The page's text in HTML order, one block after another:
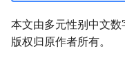
本文由多元性别中文数
版权归原作者所有。